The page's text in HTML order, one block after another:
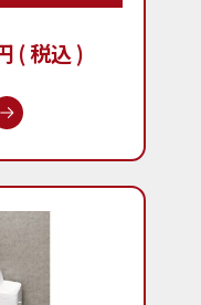
( 税込 )